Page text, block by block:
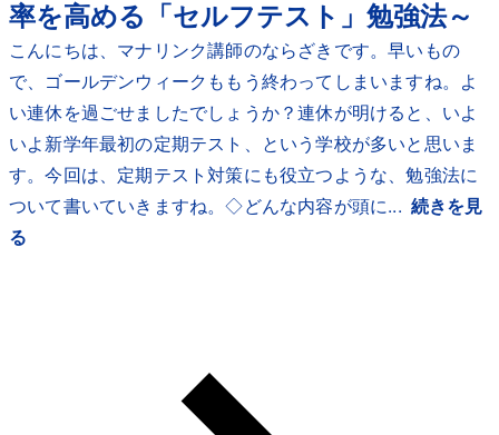
率を高める「セルフテスト」勉強法～
こんにちは、マナリンク講師のならざきです。早いもの
で、ゴールデンウィークももう終わってしまいますね。よ
い連休を過ごせましたでしょうか？連休が明けると、いよ
いよ新学年最初の定期テスト、という学校が多いと思いま
す。今回は、定期テスト対策にも役立つような、勉強法に
ついて書いていきますね。◇どんな内容が頭に... 続きを見
る